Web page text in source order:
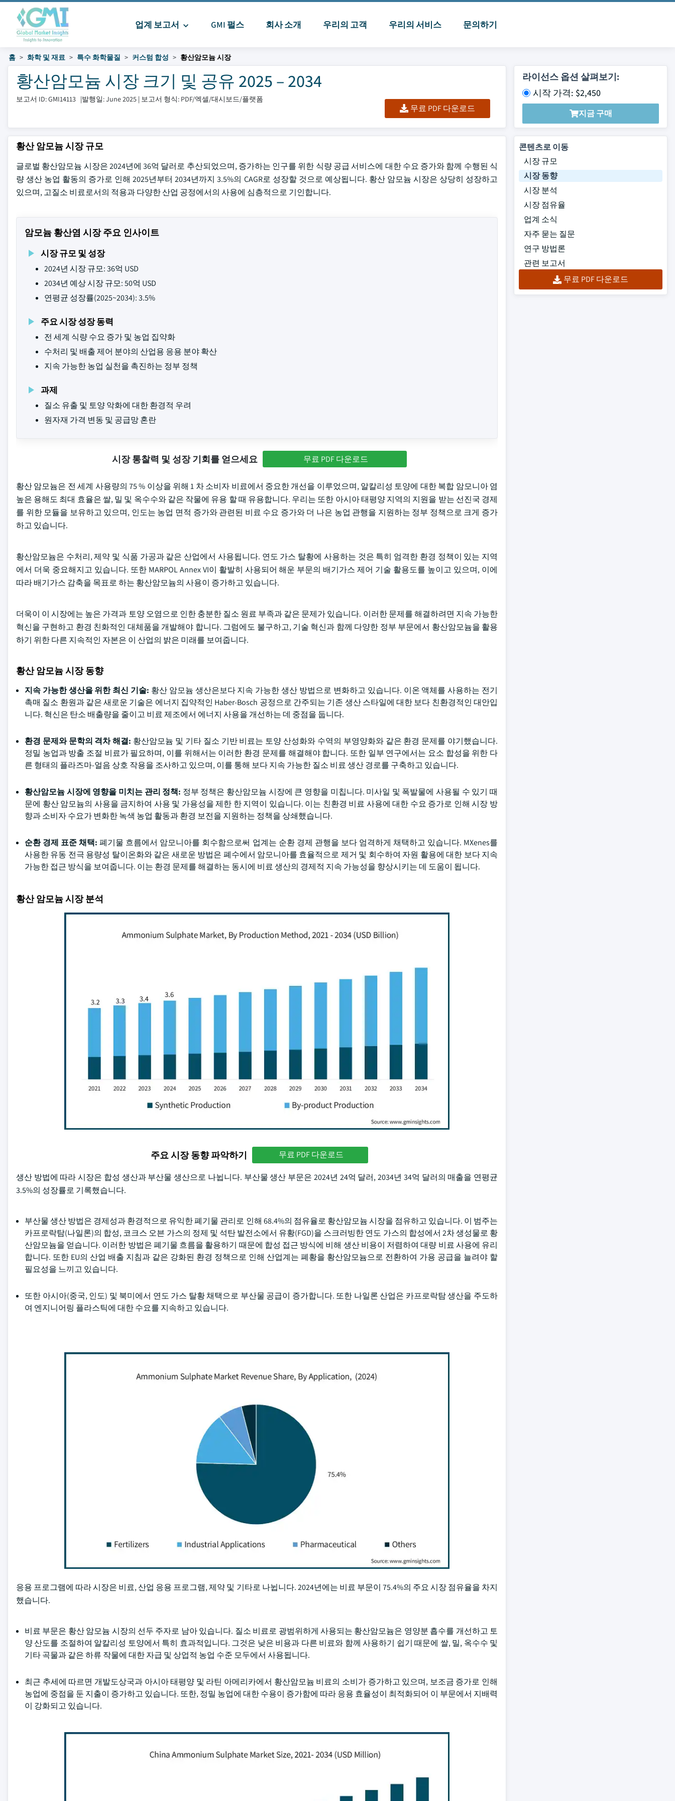
업계 보고서 GMI 펄스 회사 소개 우리의 고객 우리의 서비스 문의하기
홈 화학 및 재료 특수 화학물질 커스텀 합성 황산암모늄 시장
황산암모늄 시장 크기 및 공유 2025 – 2034
보고서 ID: GMI14113 |발행일: June 2025 | 보고서 형식: PDF/엑셀/대시보드/플랫폼
무료 PDF 다운로드
라이선스 옵션 살펴보기:
시작 가격: $2,450
지금 구매
황산 암모늄 시장 규모
글로벌 황산암모늄 시장은 2024년에 36억 달러로 추산되었으며, 증가하는 인구를 위한 식량 공급 서비스에 대한 수요 증가와 함께 수행된 식
량 생산 농업 활동의 증가로 인해 2025년부터 2034년까지 3.5%의 CAGR로 성장할 것으로 예상됩니다. 황산 암모늄 시장은 상당히 성장하고
있으며, 고질소 비료로서의 적용과 다양한 산업 공정에서의 사용에 심층적으로 기인합니다.
암모늄 황산염 시장 주요 인사이트
시장 규모 및 성장
2024년 시장 규모: 36억 USD
2034년 예상 시장 규모: 50억 USD
연평균 성장률(2025~2034): 3.5%
주요 시장 성장 동력
전 세계 식량 수요 증가 및 농업 집약화
수처리 및 배출 제어 분야의 산업용 응용 분야 확산
지속 가능한 농업 실천을 촉진하는 정부 정책
과제
질소 유출 및 토양 악화에 대한 환경적 우려
원자재 가격 변동 및 공급망 혼란
시장 통찰력 및 성장 기회를 얻으세요 무료 PDF 다운로드
황산 암모늄은 전 세계 사용량의 75 % 이상을 위해 1 차 소비자 비료에서 중요한 개선을 이루었으며, 알칼리성 토양에 대한 복합 암모니아 염
높은 용해도 최대 효율은 쌀, 밀 및 옥수수와 같은 작물에 유용 할 때 유용합니다. 우리는 또한 아시아 태평양 지역의 지원을 받는 선진국 경제
를 위한 모듈을 보유하고 있으며, 인도는 농업 면적 증가와 관련된 비료 수요 증가와 더 나은 농업 관행을 지원하는 정부 정책으로 크게 증가
하고 있습니다.
황산암모늄은 수처리, 제약 및 식품 가공과 같은 산업에서 사용됩니다. 연도 가스 탈황에 사용하는 것은 특히 엄격한 환경 정책이 있는 지역
에서 더욱 중요해지고 있습니다. 또한 MARPOL Annex VI이 활발히 사용되어 해운 부문의 배기가스 제어 기술 활용도를 높이고 있으며, 이에
따라 배기가스 감축을 목표로 하는 황산암모늄의 사용이 증가하고 있습니다.
더욱이 이 시장에는 높은 가격과 토양 오염으로 인한 충분한 질소 원료 부족과 같은 문제가 있습니다. 이러한 문제를 해결하려면 지속 가능한
혁신을 구현하고 환경 친화적인 대체품을 개발해야 합니다. 그럼에도 불구하고, 기술 혁신과 함께 다양한 정부 부문에서 황산암모늄을 활용
하기 위한 다른 지속적인 자본은 이 산업의 밝은 미래를 보여줍니다.
황산 암모늄 시장 동향
지속 가능한 생산을 위한 최신 기술: 황산 암모늄 생산은보다 지속 가능한 생산 방법으로 변화하고 있습니다. 이온 액체를 사용하는 전기
촉매 질소 환원과 같은 새로운 기술은 에너지 집약적인 Haber-Bosch 공정으로 간주되는 기존 생산 스타일에 대한 보다 친환경적인 대안입
니다. 혁신은 탄소 배출량을 줄이고 비료 제조에서 에너지 사용을 개선하는 데 중점을 둡니다.
환경 문제와 문학의 격차 해결: 황산암모늄 및 기타 질소 기반 비료는 토양 산성화와 수역의 부영양화와 같은 환경 문제를 야기했습니다.
정밀 농업과 방출 조절 비료가 필요하며, 이를 위해서는 이러한 환경 문제를 해결해야 합니다. 또한 일부 연구에서는 요소 합성을 위한 다
른 형태의 플라즈마-얼음 상호 작용을 조사하고 있으며, 이를 통해 보다 지속 가능한 질소 비료 생산 경로를 구축하고 있습니다.
황산암모늄 시장에 영향을 미치는 관리 정책: 정부 정책은 황산암모늄 시장에 큰 영향을 미칩니다. 미사일 및 폭발물에 사용될 수 있기 때
문에 황산 암모늄의 사용을 금지하여 사용 및 가용성을 제한 한 지역이 있습니다. 이는 친환경 비료 사용에 대한 수요 증가로 인해 시장 방
향과 소비자 수요가 변화한 녹색 농업 활동과 환경 보전을 지원하는 정책을 상쇄했습니다.
순환 경제 표준 채택:폐기물 흐름에서 암모니아를 회수함으로써 업계는 순환 경제 관행을 보다 엄격하게 채택하고 있습니다. MXenes를
사용한 유동 전극 용량성 탈이온화와 같은 새로운 방법은 폐수에서 암모니아를 효율적으로 제거 및 회수하여 자원 활용에 대한 보다 지속
가능한 접근 방식을 보여줍니다. 이는 환경 문제를 해결하는 동시에 비료 생산의 경제적 지속 가능성을 향상시키는 데 도움이 됩니다.
황산 암모늄 시장 분석
주요 시장 동향 파악하기 무료 PDF 다운로드
생산 방법에 따라 시장은 합성 생산과 부산물 생산으로 나뉩니다. 부산물 생산 부문은 2024년 24억 달러, 2034년 34억 달러의 매출을 연평균
3.5%의 성장률로 기록했습니다.
부산물 생산 방법은 경제성과 환경적으로 유익한 폐기물 관리로 인해 68.4%의 점유율로 황산암모늄 시장을 점유하고 있습니다. 이 범주는
카프로락탐(나일론)의 합성, 코크스 오븐 가스의 정제 및 석탄 발전소에서 유황(FGD)을 스크러빙한 연도 가스의 합성에서 2차 생성물로 황
산암모늄을 얻습니다. 이러한 방법은 폐기물 흐름을 활용하기 때문에 합성 접근 방식에 비해 생산 비용이 저렴하여 대량 비료 사용에 유리
합니다. 또한 EU의 산업 배출 지침과 같은 강화된 환경 정책으로 인해 산업계는 폐황을 황산암모늄으로 전환하여 가용 공급을 늘려야 할
필요성을 느끼고 있습니다.
또한 아시아(중국, 인도) 및 북미에서 연도 가스 탈황 채택으로 부산물 공급이 증가합니다. 또한 나일론 산업은 카프로락탐 생산을 주도하
여 엔지니어링 플라스틱에 대한 수요를 지속하고 있습니다.
응용 프로그램에 따라 시장은 비료, 산업 응용 프로그램, 제약 및 기타로 나뉩니다. 2024년에는 비료 부문이 75.4%의 주요 시장 점유율을 차지
했습니다.
비료 부문은 황산 암모늄 시장의 선두 주자로 남아 있습니다. 질소 비료로 광범위하게 사용되는 황산암모늄은 영양분 흡수를 개선하고 토
양 산도를 조절하여 알칼리성 토양에서 특히 효과적입니다. 그것은 낮은 비용과 다른 비료와 함께 사용하기 쉽기 때문에 쌀, 밀, 옥수수 및
기타 곡물과 같은 하류 작물에 대한 자급 및 상업적 농업 수준 모두에서 사용됩니다.
최근 추세에 따르면 개발도상국과 아시아 태평양 및 라틴 아메리카에서 황산암모늄 비료의 소비가 증가하고 있으며, 보조금 증가로 인해
농업에 중점을 둔 지출이 증가하고 있습니다. 또한, 정밀 농업에 대한 수용이 증가함에 따라 응용 효율성이 최적화되어 이 부문에서 지배력
이 강화되고 있습니다.
콘텐츠로 이동
시장 규모
시장 동향
시장 분석
시장 점유율
업계 소식
자주 묻는 질문
연구 방법론
관련 보고서
무료 PDF 다운로드